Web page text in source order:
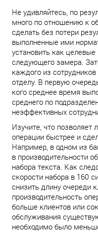
Не удивляйтесь, по
много по отношению к
сделать без потери
выполненные ими
установить как
следующего замера.
каждого из
отделу. В первую
кого среднее время
среднего по
неэффективных
Изучите, что
операции быстрее и
Например, в одном из
в производительности
набора текста. Как
скорости набора в 160
снизить длину очереди
производительность
больше клиентов или
обслуживания
необходимо было